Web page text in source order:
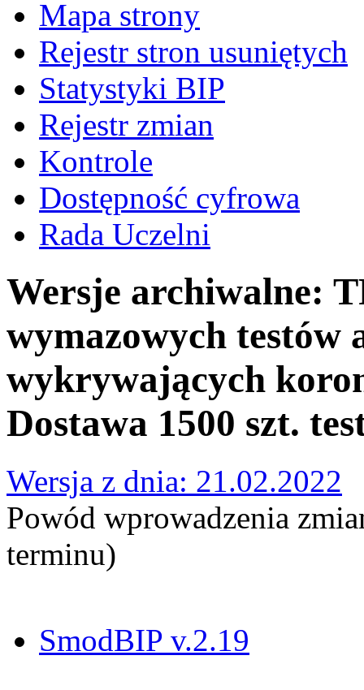
Mapa strony
Rejestr stron usuniętych
Statystyki BIP
Rejestr zmian
Kontrole
Dostępność cyfrowa
Rada Uczelni
Wersje archiwalne:
wymazowych testów
wykrywających
Dostawa 1500 szt.
Wersja z dnia: 21.02.2022
Powód wprowadzenia
terminu)
SmodBIP v.2.19